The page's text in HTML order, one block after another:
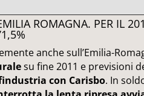
ROMAGNA. PER IL
anche sull’Emilia-
su fine 2011 e previsioni
con Carisbo. In